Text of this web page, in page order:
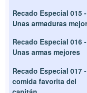
Recado Especial 015 -
Unas armaduras
Recado Especial 016 -
Unas armas mejores
Recado Especial 017
comida favorita del